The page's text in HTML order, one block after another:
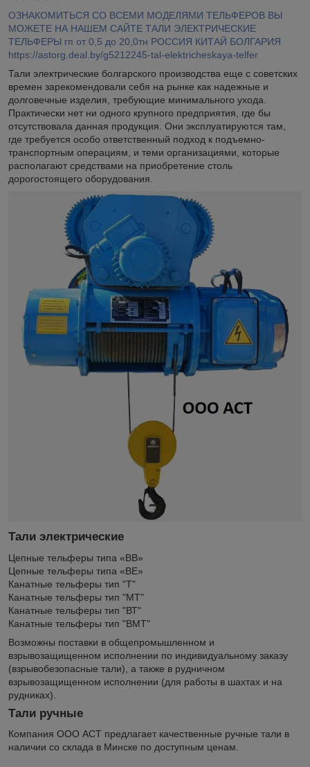
ОЗНАКОМИТЬСЯ СО ВСЕМИ МОДЕЛЯМИ ТЕЛЬФЕРОВ ВЫ
МОЖЕТЕ НА НАШЕМ САЙТЕ ТАЛИ ЭЛЕКТРИЧЕСКИЕ
ТЕЛЬФЕРЫ гп от 0,5 до 20,0тн РОССИЯ КИТАЙ БОЛГАРИЯ
https://astorg.deal.by/g5212245-tal-elektricheskaya-telfer
Тали электрические болгарского производства еще с советских
времен зарекомендовали себя на рынке как надежные и
долговечные изделия, требующие минимального ухода.
Практически нет ни одного крупного предприятия, где бы
отсутствовала данная продукция. Они эксплуатируются там,
где требуется особо ответственный подход к подъемно-
транспортным операциям, и теми организациями, которые
располагают средствами на приобретение столь
дорогостоящего оборудования.
Тали электрические
Цепные тельферы типа «ВВ»
Цепные тельферы типа «ВE»
Канатные тельферы тип "Т"
Канатные тельферы тип "МТ"
Канатные тельферы тип "ВТ"
Канатные тельферы тип "ВМТ"
Возможны поставки в общепромышленном и
взрывозащищенном исполнении по индивидуальному заказу
(взрывобезопасные тали), а также в рудничном
взрывозащищенном исполнении (для работы в шахтах и на
рудниках).
Тали ручные
Компания ООО АСТ предлагает качественные ручные тали в
наличии со склада в Минске по доступным ценам.